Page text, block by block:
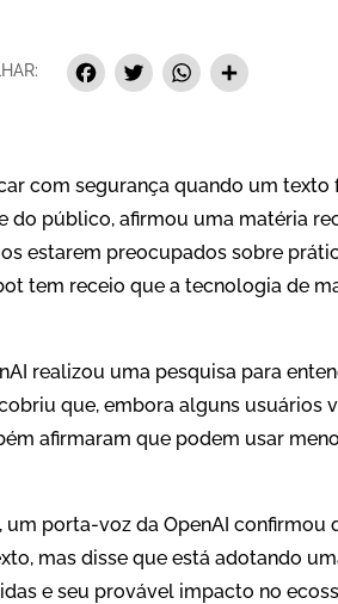
Facebook
Twitter
com segurança quando um
do público, afirmou uma matéria
estarem preocupados sobre
tem receio que a tecnologia de
realizou uma pesquisa para
que, embora alguns usuários
afirmaram que podem usar
porta-voz da OpenAI confirmou
mas disse que está adotando
e seu provável impacto no